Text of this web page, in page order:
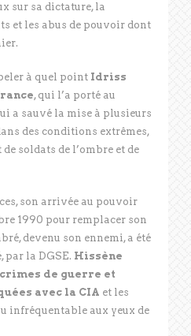
sur sa dictature, la
et les abus de pouvoir dont
à quel point Idriss
, qui l’a porté au
a sauvé la mise à plusieurs
des conditions extrêmes,
soldats de l’ombre et de
son arrivée au pouvoir
1990 pour remplacer son
devenu son ennemi, a été
par la DGSE. Hissène
de guerre et
avec la CIA et les
infréquentable aux yeux de